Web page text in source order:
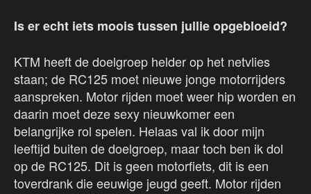
Is er echt iets moois tussen jullie opgebloeid?
KTM heeft de doelgroep helder op het netvlies
staan; de RC125 moet nieuwe jonge motorrijders
aanspreken. Motor rijden moet weer hip worden en
daarin moet deze sexy nieuwkomer een
belangrijke rol spelen. Helaas val ik door mijn
leeftijd buiten de doelgroep, maar toch ben ik dol
op de RC125. Dit is geen motorfiets, dit is een
toverdrank die eeuwige jeugd geeft. Motor rijden